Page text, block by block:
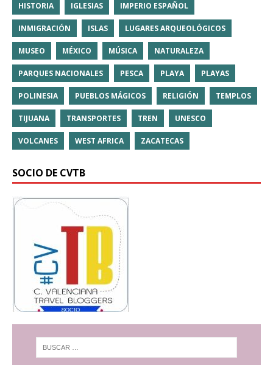
HISTORIA IGLESIAS IMPERIO ESPAÑOL
INMIGRACIÓN ISLAS LUGARES ARQUEOLÓGICOS
MUSEO MÉXICO MÚSICA NATURALEZA
PARQUES NACIONALES PESCA PLAYA PLAYAS
POLINESIA PUEBLOS MÁGICOS RELIGIÓN TEMPLOS
TIJUANA TRANSPORTES TREN UNESCO
VOLCANES WEST AFRICA ZACATECAS
SOCIO DE CVTB